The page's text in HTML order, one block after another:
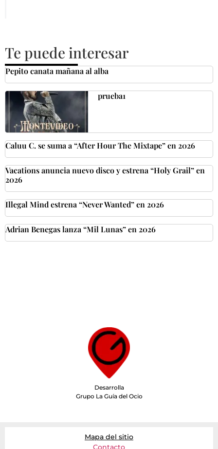
Te puede interesar
Pepito canata mañana al alba
prueba1
Caluu C. se suma a “After Hour The Mixtape” en 2026
Vacations anuncia nuevo disco y estrena “Holy Grail” en
2026
Illegal Mind estrena “Never Wanted” en 2026
Adrian Benegas lanza “Mil Lunas” en 2026
Desarrolla
Grupo La Guía del Ocio
Mapa del sitio